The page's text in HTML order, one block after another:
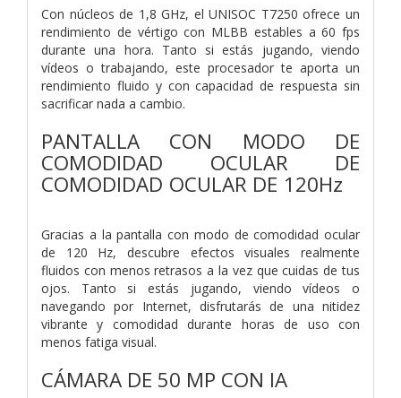
Con núcleos de 1,8 GHz, el UNISOC T7250 ofrece un
rendimiento de vértigo con MLBB estables a 60 fps
durante una hora. Tanto si estás jugando, viendo
vídeos o trabajando, este procesador te aporta un
rendimiento fluido y con capacidad de respuesta sin
sacrificar nada a cambio.
PANTALLA CON MODO DE
COMODIDAD OCULAR DE
COMODIDAD OCULAR DE 120Hz
Gracias a la pantalla con modo de comodidad ocular
de 120 Hz, descubre efectos visuales realmente
fluidos con menos retrasos a la vez que cuidas de tus
ojos. Tanto si estás jugando, viendo vídeos o
navegando por Internet, disfrutarás de una nitidez
vibrante y comodidad durante horas de uso con
menos fatiga visual.
CÁMARA DE 50 MP CON IA